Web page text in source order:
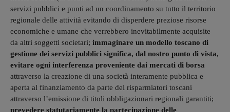
servizi pubblici e punti ad un coordinamento su tutto il territorio
regionale delle attività evitando di disperdere preziose risorse
economiche e umane che verrebbero inevitabilmente acquisite
da altri soggetti societari; immaginare un modello toscano di
gestione dei servizi pubblici significa, dal nostro punto di vista,
evitare ogni interferenza proveniente dai mercati di borsa
attraverso la creazione di una società interamente pubblica e
aperta al finanziamento da parte dei risparmiatori toscani
attraverso l’emissione di titoli obbligazionari regionali garantiti;
prevedere statutariamente la partecipazione delle